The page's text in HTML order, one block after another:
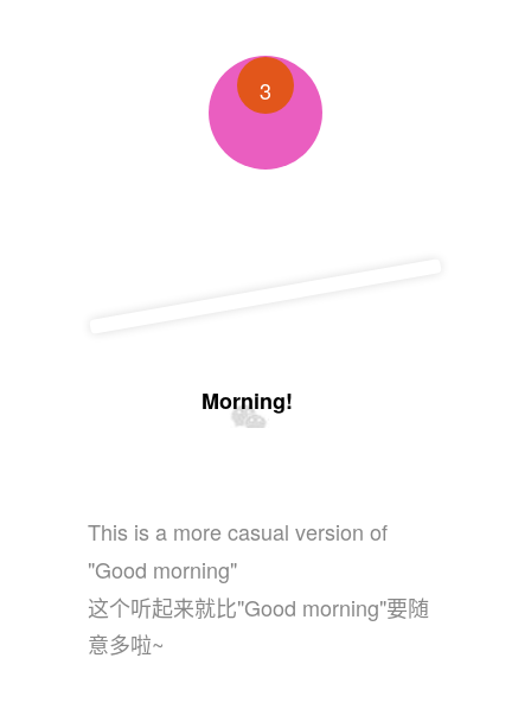
3
Morning!
This is a more casual version of
"Good morning"
这个听起来就比"Good morning"要随
意多啦~